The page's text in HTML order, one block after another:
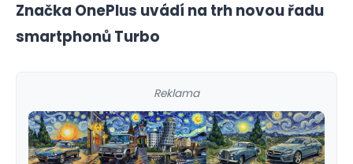
Značka OnePlus uvádí na trh novou řadu
smartphonů Turbo
Reklama